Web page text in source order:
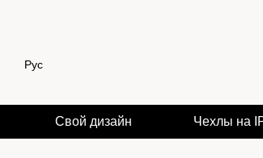
Рус
Свой дизайн Чехлы на